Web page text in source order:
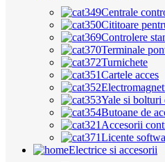
Centrale
Cititoare
Controlere
Terminale
Turnichete
Cartele acces
Yale si bolturi
Butoane de
Accesorii
Licente
Electrice si accesorii